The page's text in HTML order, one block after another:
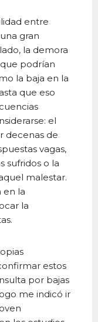
entre
gran
la demora
podrían
la baja en la
que eso
el
decenas de
vagas,
sufridos o la
malestar.
en la
la
estos
por bajas
me indicó ir